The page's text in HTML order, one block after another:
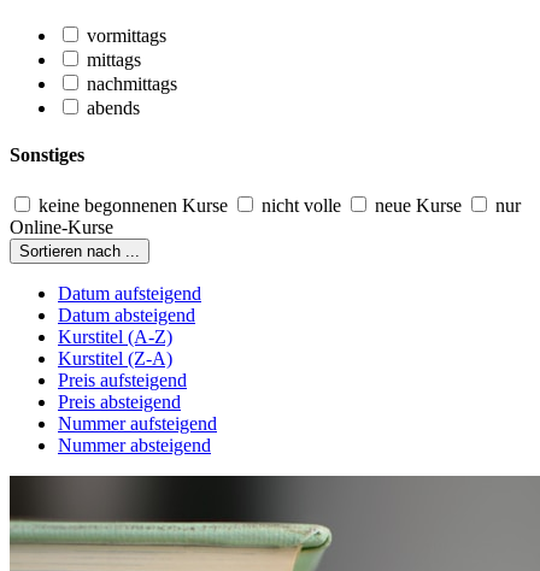
vormittags
mittags
nachmittags
abends
Sonstiges
keine begonnenen Kurse nicht volle neue Kurse
nur
Online-Kurse
Sortieren nach ...
Datum aufsteigend
Datum absteigend
Kurstitel (A-Z)
Kurstitel (Z-A)
Preis aufsteigend
Preis absteigend
Nummer aufsteigend
Nummer absteigend